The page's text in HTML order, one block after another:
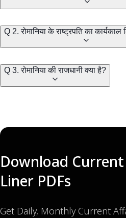
Q 2. रोमानिया के राष्ट्रपति का कार्यकाल
Q 3. रोमानिया की राजधानी क्या है?
Download
Liner PDFs
Get Daily, Monthly Current